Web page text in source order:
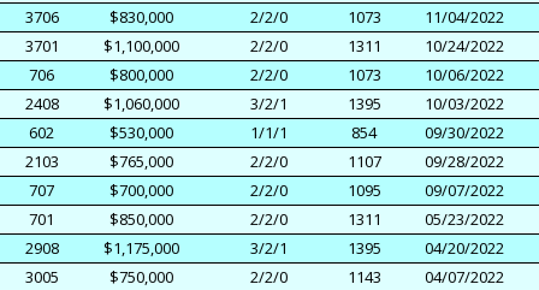
3706 $830,000 2/2/0 1073
11/04/2022
3701
$1,100,000 2/2/0 1311
10/24/2022
706
$800,000 2/2/0 1073
10/06/2022
2408
$1,060,000 3/2/1 1395
10/03/2022
602
$530,000 1/1/1 854
09/30/2022
2103
$765,000 2/2/0 1107
09/28/2022
707
$700,000 2/2/0 1095
09/07/2022
701
$850,000 2/2/0 1311
05/23/2022
2908
$1,175,000 3/2/1 1395
04/20/2022
3005
$750,000 2/2/0 1143
04/07/2022